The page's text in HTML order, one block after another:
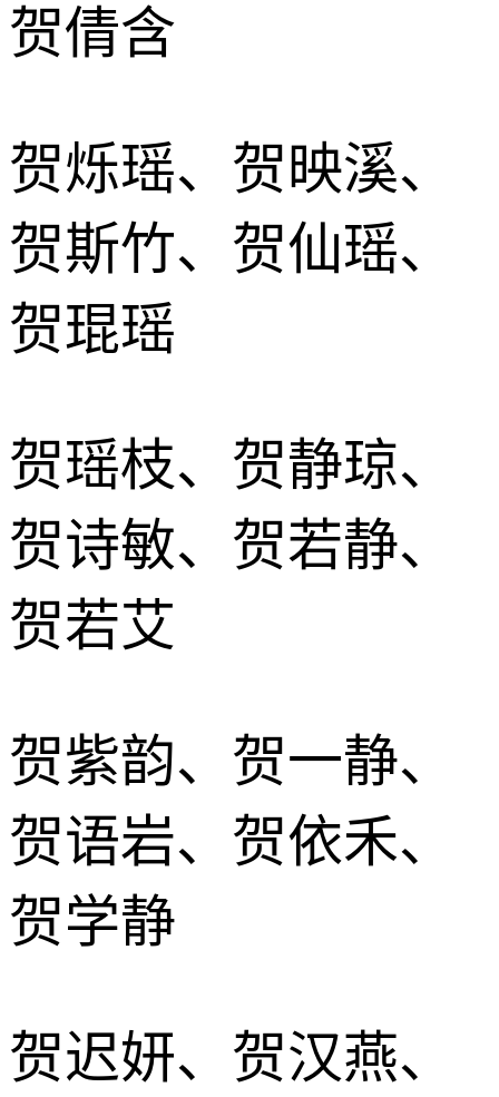
贺倩含
贺烁瑶、贺映溪、
贺斯竹、贺仙瑶、
贺琨瑶
贺瑶枝、贺静琼、
贺诗敏、贺若静、
贺若艾
贺紫韵、贺一静、
贺语岩、贺依禾、
贺学静
贺迟妍、贺汉燕、